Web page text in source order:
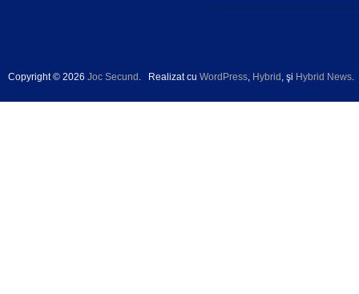
Copyright © 2026 Joc Secund . Realizat cu WordPress, Hybrid , şi Hybrid News.